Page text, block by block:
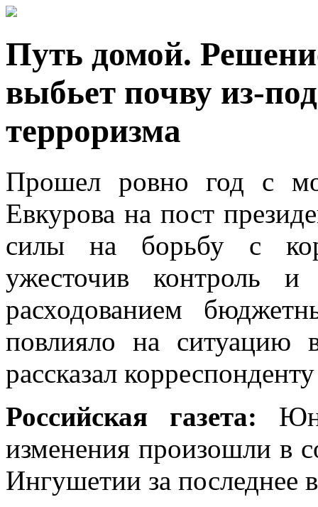
Путь домой.
выбьет почву из-
терроризма
Прошел ровно год с
Евкурова на пост
силы на борьбу с
ужесточив контроль и
расходованием
повлияло на ситуацию
рассказал
Российская газета:
изменения произошли в
Ингушетии за последнее